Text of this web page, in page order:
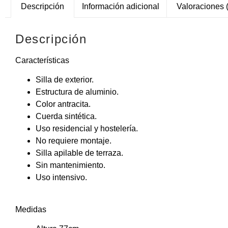
Descripción Información adicional Valoraciones
Descripción
Características
Silla de exterior.
Estructura de aluminio.
Color antracita.
Cuerda sintética.
Uso residencial y hostelería.
No requiere montaje.
Silla apilable de terraza.
Sin mantenimiento.
Uso intensivo.
Medidas